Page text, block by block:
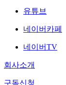
유튜브
네이버카페
네이버TV
회사소개
구독신청